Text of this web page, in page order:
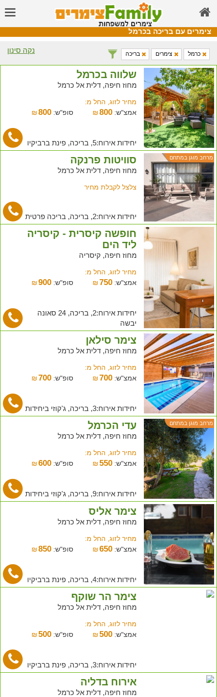
צימרים עם בריכה בכרמל
נקה סינון כרמל צימרים בריכה
שלווה בכרמל
מחוז חיפה, דלית אל כרמל
מחיר לזוג, החל מ:
אמצ"ש:
₪800 סופ"ש: ₪ 800
יחידות אירוח:5, בריכה, פינת ברביקיו
מרחב מוגן במתחם סוויטות פרנקה
מחוז חיפה, דלית אל כרמל
צלצל לקבלת מחיר
יחידות אירוח:2, בריכה, בריכה פרטית
חופשה קיסרית - קיסריה
ליד הים
מחוז חיפה, קיסריה
מחיר לזוג, החל מ:
אמצ"ש:
₪750 סופ"ש: ₪ 900
יחידות אירוח:2, בריכה, 24 סאונה
יבשה
צימר סילאן
מחוז חיפה, דלית אל כרמל
מחיר לזוג, החל מ:
אמצ"ש:
₪700 סופ"ש: ₪ 700
יחידות אירוח:3, בריכה, ג'קוזי ביחידות
מרחב מוגן במתחם עדי הכרמל
מחוז חיפה, דלית אל כרמל
מחיר לזוג, החל מ:
אמצ"ש:
₪550 סופ"ש: ₪ 600
יחידות אירוח:9, בריכה, ג'קוזי ביחידות
צימר אליס
מחוז חיפה, דלית אל כרמל
מחיר לזוג, החל מ:
אמצ"ש:
₪650 סופ"ש: ₪ 850
יחידות אירוח:4, בריכה, פינת ברביקיו
צימר הר שוקף
מחוז חיפה, דלית אל כרמל
מחיר לזוג, החל מ:
אמצ"ש:
₪500 סופ"ש: ₪ 500
יחידות אירוח:3, בריכה, פינת ברביקיו
אירוח בדליה
מחוז חיפה, דלית אל כרמל